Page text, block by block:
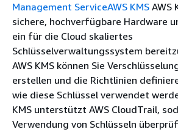
Management ServiceAWS KMS AWS
sichere, hochverfügbare Hardware
ein für die Cloud skaliertes
Schlüsselverwaltungssystem
AWS KMS können Sie
erstellen und die Richtlinien
wie diese Schlüssel verwendet
KMS unterstützt AWS CloudTrail,
Verwendung von Schlüsseln